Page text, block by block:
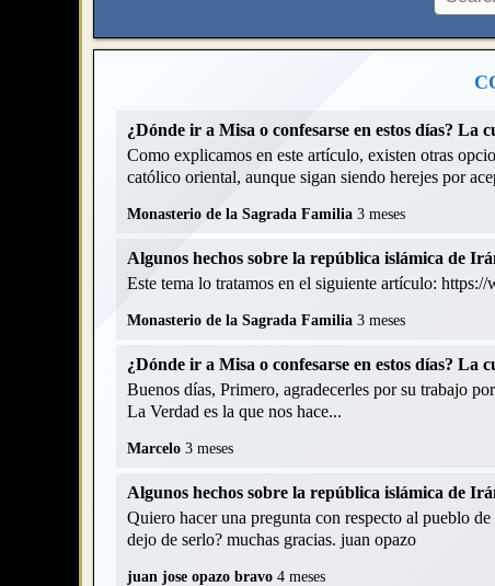
¿Dónde ir a Misa o confesarse en estos días? La
Como explicamos en este artículo, existen otras
católico oriental, aunque sigan siendo herejes por
Monasterio de la Sagrada Familia 3 meses
Algunos hechos sobre la república islámica de
Este tema lo tratamos en el siguiente artículo:
Monasterio de la Sagrada Familia 3 meses
¿Dónde ir a Misa o confesarse en estos días? La
Buenos días, Primero, agradecerles por su trabajo
La Verdad es la que nos hace...
Marcelo 3 meses
Algunos hechos sobre la república islámica de
Quiero hacer una pregunta con respecto al pueblo
dejo de serlo? muchas gracias. juan opazo
juan jose opazo bravo 4 meses